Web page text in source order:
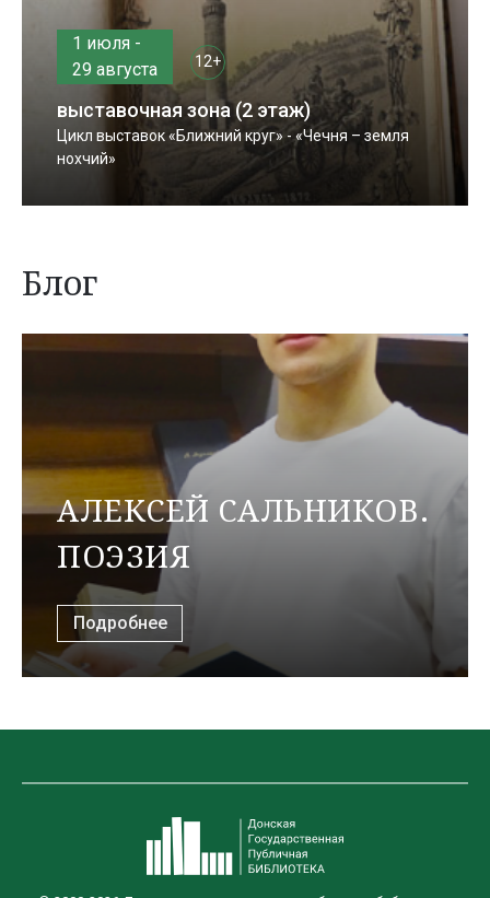
1 июля -
29 августа
12+
выставочная зона (2 этаж)
Цикл выставок «Ближний круг» - «Чечня – земля
нохчий»
Блог
АЛЕКСЕЙ САЛЬНИКОВ.
ПОЭЗИЯ
Подробнее